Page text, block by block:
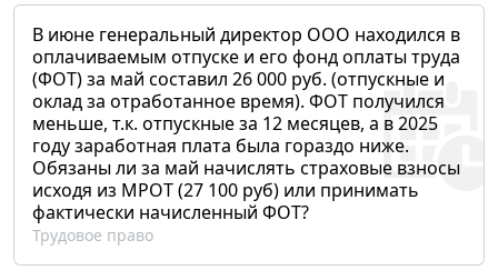
В июне генеральный директор ООО находился в
оплачиваемым отпуске и его фонд оплаты труда
(ФОТ) за май составил 26 000 руб. (отпускные и
оклад за отработанное время). ФОТ получился
меньше, т.к. отпускные за 12 месяцев, а в 2025
году заработная плата была гораздо ниже.
Обязаны ли за май начислять страховые взносы
исходя из МРОТ (27 100 руб) или принимать
фактически начисленный ФОТ?
Трудовое право